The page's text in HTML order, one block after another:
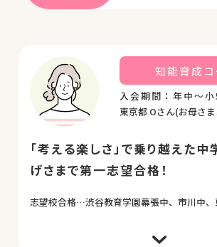
知能育成コ
入会期間：年中～小
東京都 Oさん(お母さ
「考える楽しさ」で乗り越えた中
げさまで第一志望合格！
志望校合格…渋谷教育学園幕張中、市川中